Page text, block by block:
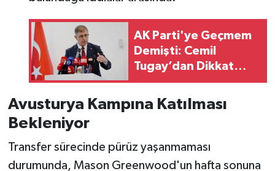
AK Parti'ye Geçmem
Demişti: Cemil
Tugay’dan Dikkat
Çeken Hamle!
Avusturya Kampına Katılması
Bekleniyor
Transfer sürecinde pürüz yaşanmaması
durumunda, Mason Greenwood'un hafta sonuna